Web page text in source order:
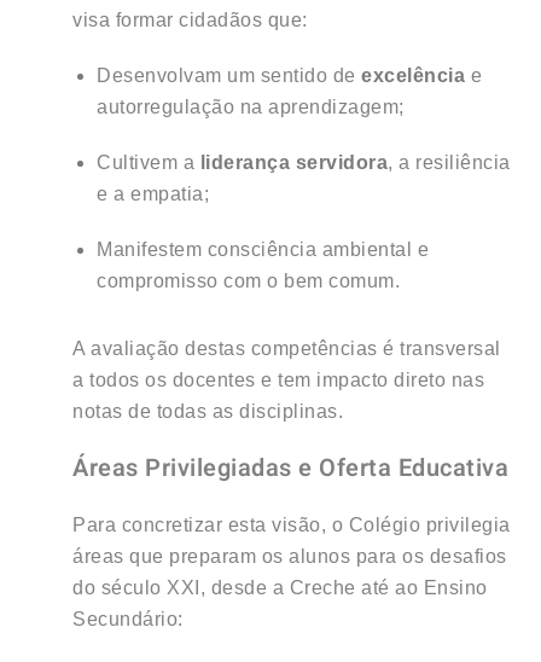
visa formar cidadãos que:
Desenvolvam um sentido de excelência e
autorregulação na aprendizagem;
Cultivem a liderança servidora, a resiliência
e a empatia;
Manifestem consciência ambiental e
compromisso com o bem comum.
A avaliação destas competências é transversal
a todos os docentes e tem impacto direto nas
notas de todas as disciplinas.
Áreas Privilegiadas e Oferta Educativa
Para concretizar esta visão, o Colégio privilegia
áreas que preparam os alunos para os desafios
do século XXI, desde a Creche até ao Ensino
Secundário: